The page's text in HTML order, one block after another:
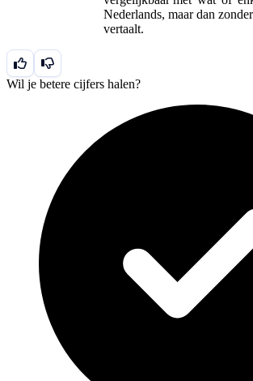
Nederlands, maar dan
vertaalt.
Wil je betere cijfers halen?